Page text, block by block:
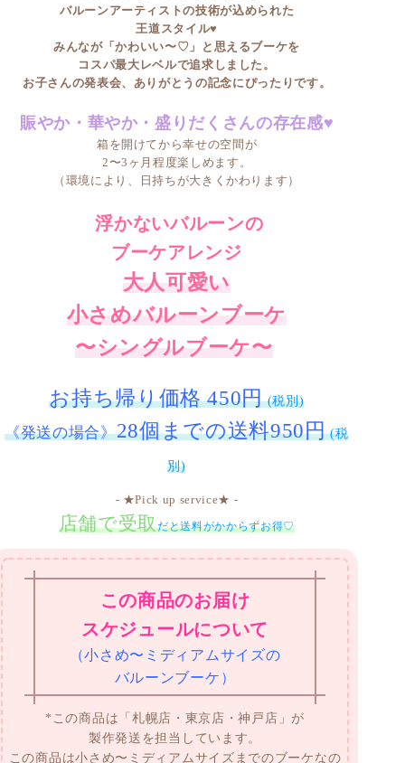
バルーンアーティストの技術が込められた
王道スタイル♥
みんなが「かわいい〜♡」と思えるブーケを
コスパ最大レベルで追求しました。
お子さんの発表会、ありがとうの記念にぴったりです。
賑やか・華やか・盛りだくさんの存在感♥
箱を開けてから幸せの空間が
2〜3ヶ月程度楽しめます。
（環境により、日持ちが大きくかわります）
浮かないバルーンの
ブーケアレンジ
大人可愛い
小さめバルーンブーケ
〜シングルブーケ〜
お持ち帰り価格 450円(税別)
《発送の場合》28個までの送料950円(税
別)
- ★Pick up service★ -
店舗で受取だと送料がかからずお得♡
この商品のお届け
スケジュールについて
（小さめ〜ミディアムサイズの
バルーンブーケ）
*この商品は「札幌店・東京店・神戸店」が
製作発送を担当しています。
この商品は小さめ〜ミディアムサイズまでのブーケなの